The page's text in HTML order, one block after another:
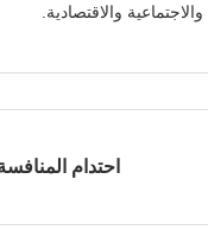
والاقتصادية.
احتدام